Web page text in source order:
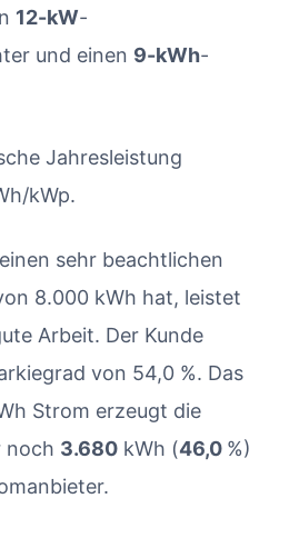
12-kW-
und einen 9-kWh-
Jahresleistung
kWp.
sehr beachtlichen
8.000 kWh hat, leistet
Arbeit. Der Kunde
von 54,0 %. Das
Strom erzeugt die
noch 3.680 kWh (46,0 %)